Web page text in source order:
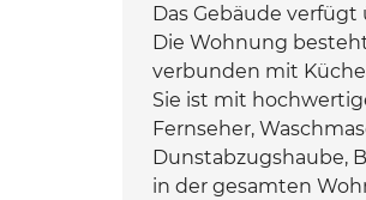
Das Gebäude verfügt
Die Wohnung
verbunden mit
Sie ist mit
Fernseher,
Dunstabzugshaube,
in der gesamten